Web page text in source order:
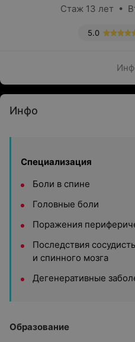
Стаж 13 лет •
5.0
Инфо
Специализация
Боли в спине
Головные боли
Поражения
Последствия
и спинного мозга
Дегенеративные
Образование